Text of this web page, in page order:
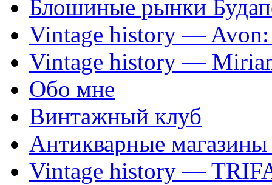
Блошиные рынки
Vintage history —
Vintage history —
Обо мне
Винтажный клуб
Антикварные
Vintage history —